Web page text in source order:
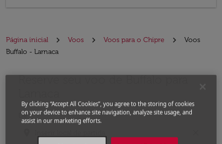
Página inicial Voos Voos para o Chipre
Voos
Buffalo - Larnaca
Reserve seu voo de Buffalo para
De
Experimente atualizar a rota (partida e/ou destino)
By clicking “Accept All Cookies”, you agree to the storing of cookies
on your device to enhance site navigation, analyze site usage, and
assist in our marketing efforts.